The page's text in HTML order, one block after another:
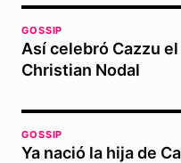
GOSSIP
Así celebró Cazzu
Christian Nodal
GOSSIP
Ya nació la hija de